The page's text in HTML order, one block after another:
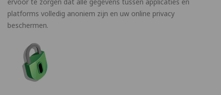
platforms volledig anoniem zijn en uw online privacy
beschermen.